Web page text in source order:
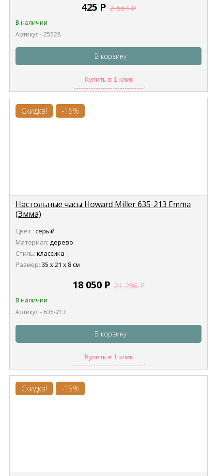
425 Р 3 564Р
В наличии
Артикул - 25528
В корзину
Купить в 1 клик
Скидка! -15%
Настольные часы Howard Miller 635-213 Emma
(Эмма)
Цвет : серый
Материал: дерево
Стиль: классика
Размер: 35 х 21 х 8 см
18 050 Р 21 236Р
В наличии
Артикул - 635-213
В корзину
Купить в 1 клик
Скидка! -15%